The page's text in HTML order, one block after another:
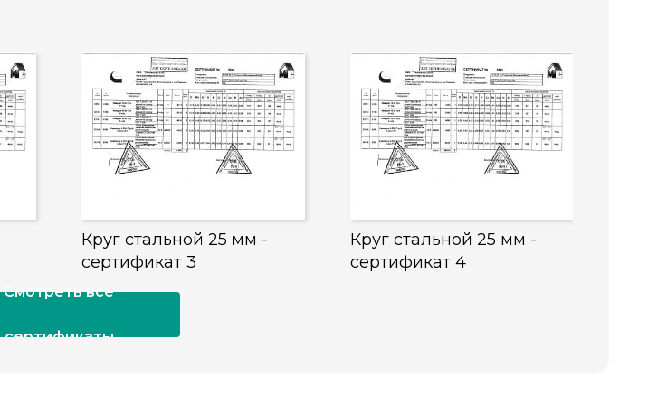
Круг стальной 25 мм -
сертификат 3
Круг стальной 25 мм -
сертификат 4
Смотреть все
сертификаты